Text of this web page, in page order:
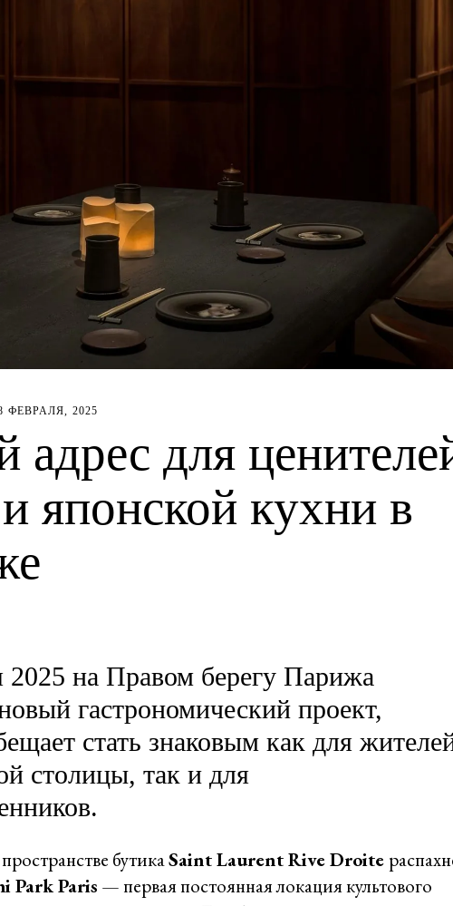
ФЕВРАЛЯ, 2025
адрес для
японской кухни в
2025 на Правом берегу Парижа
гастрономический проект,
стать знаковым как для
столицы, так и для
бутикаSaint Laurent Rive Droite
Park Paris — первая постоянная локация культового